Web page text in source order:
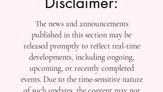
The news and announcements
published in this section may be
released promptly to reflect real-time
developments, including ongoing,
upcoming, or recently completed
events. Due to the time-sensitive nature